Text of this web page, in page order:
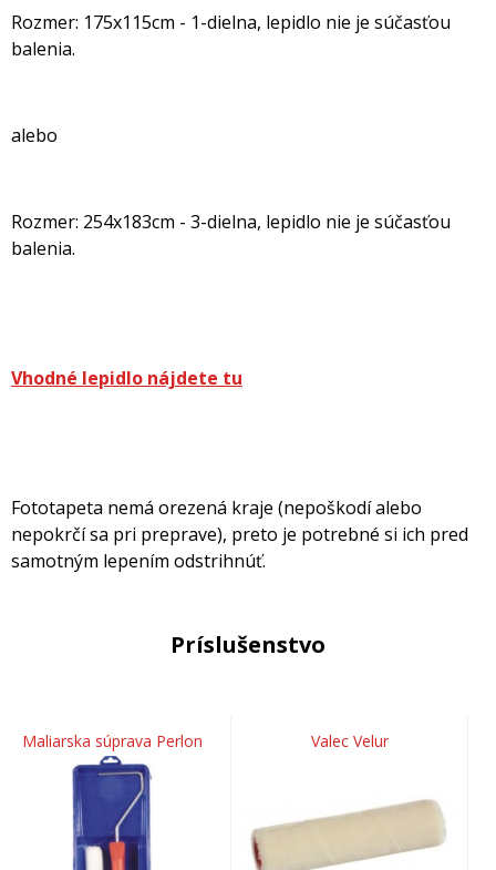
Rozmer: 175x115cm - 1-dielna, lepidlo nie je súčasťou
balenia.
alebo
Rozmer: 254x183cm - 3-dielna, lepidlo nie je súčasťou
balenia.
Vhodné lepidlo nájdete tu
Fototapeta nemá orezená kraje (nepoškodí alebo
nepokrčí sa pri preprave), preto je potrebné si ich pred
samotným lepením odstrihnúť.
Príslušenstvo
Maliarska súprava Perlon Valec Velur